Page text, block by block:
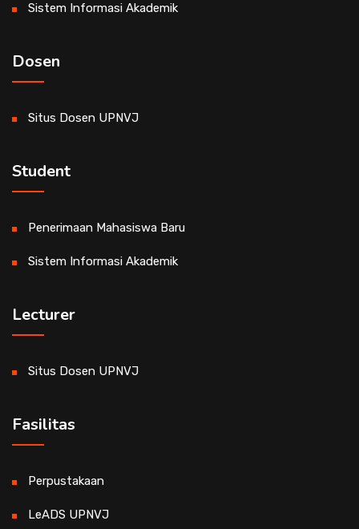
Sistem Informasi Akademik
Dosen
Situs Dosen UPNVJ
Student
Penerimaan Mahasiswa Baru
Sistem Informasi Akademik
Lecturer
Situs Dosen UPNVJ
Fasilitas
Perpustakaan
LeADS UPNVJ